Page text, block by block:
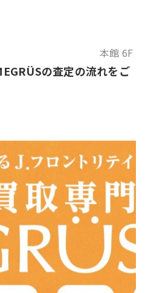
本館 6F
の査定の流れをご